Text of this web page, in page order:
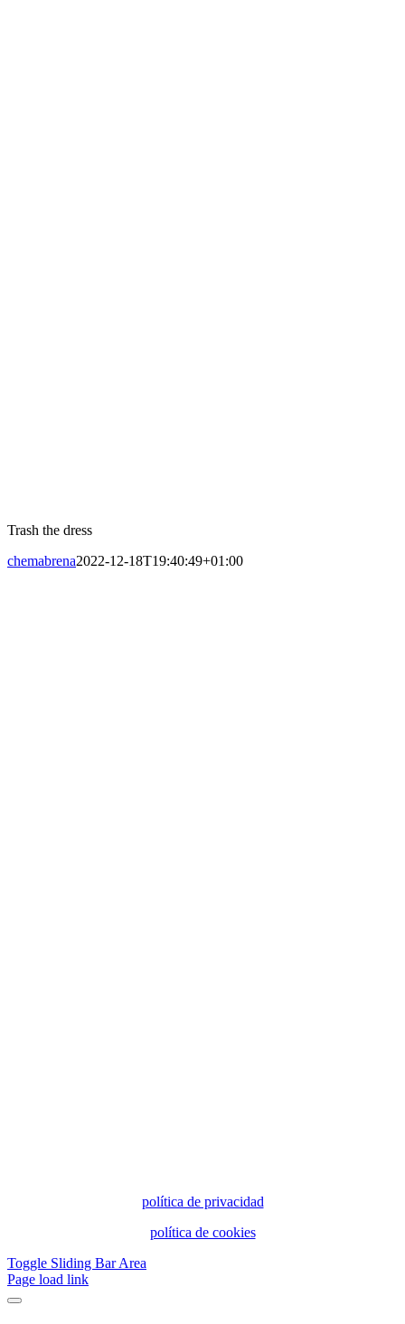
Trash the dress
chemabrena2022-12-18T19:40:49+01:00
política de privacidad
política de cookies
Toggle Sliding Bar Area
Page load link